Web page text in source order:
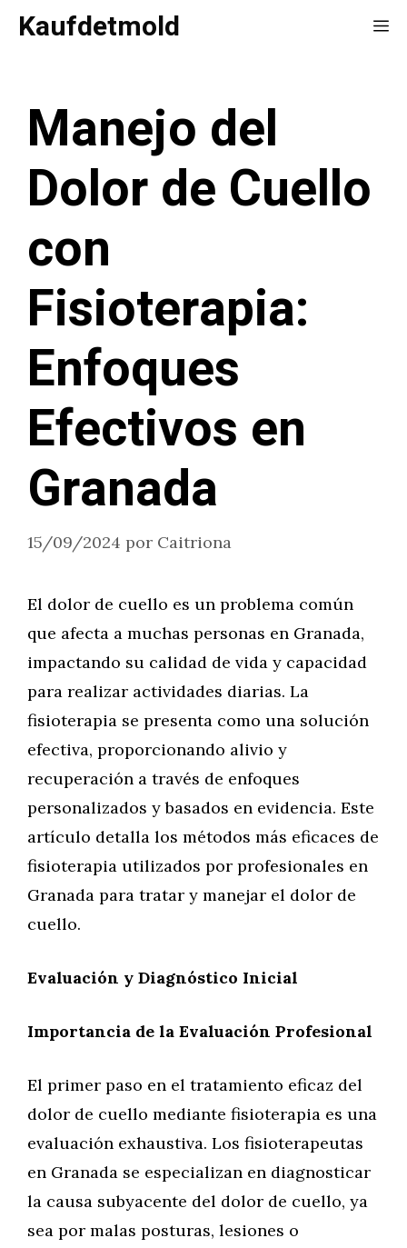
SaltarKaufdetmold
Manejo del
Dolor de Cuello
con
Fisioterapia:
Enfoques
Efectivos en
Granada
15/09/2024 por Caitriona
El dolor de cuello es un problema común
que afecta a muchas personas en Granada,
impactando su calidad de vida y capacidad
para realizar actividades diarias. La
fisioterapia se presenta como una solución
efectiva, proporcionando alivio y
recuperación a través de enfoques
personalizados y basados en evidencia. Este
artículo detalla los métodos más eficaces de
fisioterapia utilizados por profesionales en
Granada para tratar y manejar el dolor de
cuello.
Evaluación y Diagnóstico Inicial
Importancia de la Evaluación Profesional
El primer paso en el tratamiento eficaz del
dolor de cuello mediante fisioterapia es una
evaluación exhaustiva. Los fisioterapeutas
en Granada se especializan en diagnosticar
la causa subyacente del dolor de cuello, ya
sea por malas posturas, lesiones o